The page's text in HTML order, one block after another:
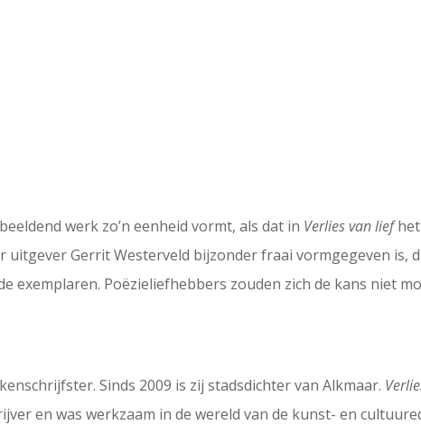
werk zo’n eenheid vormt, als dat in Verlies van liefhet
Gerrit Westerveld bijzonder fraai vormgegeven is,
exemplaren. Poëzieliefhebbers zouden zich de kans niet
Sinds 2009 is zij stadsdichter van Alkmaar.
en was werkzaam in de wereld van de kunst- en